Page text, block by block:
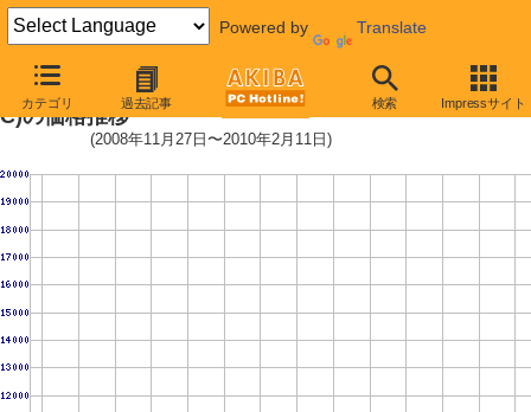
Powered by Translate
カテゴリ 過去記事 検索 Impressサイト
SSDSA2MP040G2R5 (40GB,ML
C)の価格推移
(2008年11月27日〜2010年2月11日)